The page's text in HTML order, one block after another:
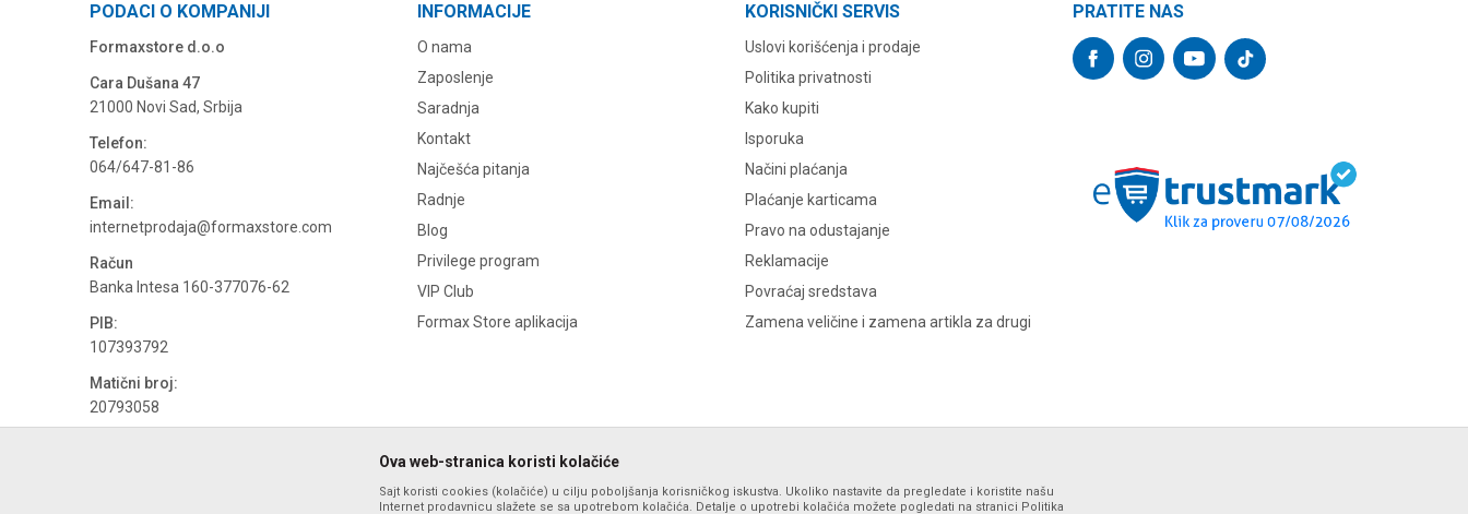
PODACI O KOMPANIJI
Formaxstore d.o.o
Cara Dušana 47
21000 Novi Sad, Srbija
Telefon:
064/647-81-86
Email:
internetprodaja@formaxstore.com
Račun
Banka Intesa 160-377076-62
PIB:
107393792
Matični broj:
20793058
INFORMACIJE
O nama
Zaposlenje
Saradnja
Kontakt
Najčešća pitanja
Radnje
Blog
Privilege program
VIP Club
Formax Store aplikacija
KORISNIČKI SERVIS
Uslovi korišćenja i prodaje
Politika privatnosti
Kako kupiti
Isporuka
Načini plaćanja
Plaćanje karticama
Pravo na odustajanje
Reklamacije
Povraćaj sredstava
Zamena veličine i zamena artikla za drugi
PRATITE NAS
Ova web-stranica koristi kolačiće
Sajt koristi cookies (kolačiće) u cilju poboljšanja korisničkog iskustva. Ukoliko nastavite da pregledate i koristite našu
Internet prodavnicu slažete se sa upotrebom kolačića. Detalje o upotrebi kolačića možete pogledati na stranici Politika